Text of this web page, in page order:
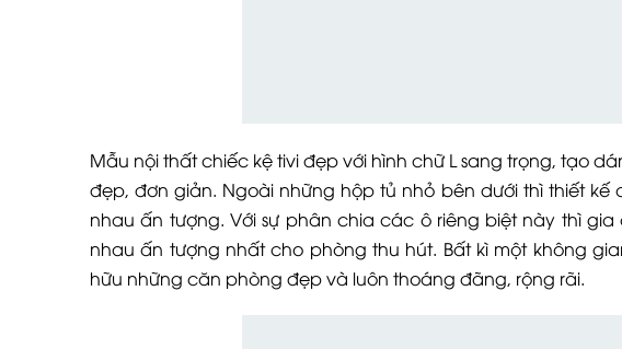
Mẫu nội thất chiếc kệ tivi đẹp với hình chữ L sang trọng, tạo
đẹp, đơn giản. Ngoài những hộp tủ nhỏ bên dưới thì thiết
nhau ấn tượng. Với sự phân chia các ô riêng biệt này thì
nhau ấn tượng nhất cho phòng thu hút. Bất kì một không
hữu những căn phòng đẹp và luôn thoáng đãng, rộng rãi.